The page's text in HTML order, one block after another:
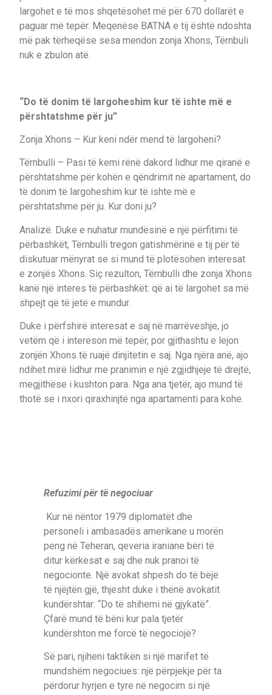
largohet e të mos shqetësohet më për 670 dollarët e
paguar më tepër. Meqenëse BATNA e tij është ndoshta
më pak tërheqëse sesa mendon zonja Xhons, Tërnbuli
nuk e zbulon atë.
“Do të donim të largoheshim kur të ishte më e
përshtatshme për ju”
Zonja Xhons – Kur keni ndër mend të largoheni?
Tërnbulli – Pasi të kemi rënë dakord lidhur me qiranë e
përshtatshme për kohën e qëndrimit në apartament, do
të donim të largoheshim kur të ishte më e
përshtatshme për ju. Kur doni ju?
Analizë. Duke e nuhatur mundësinë e një përfitimi të
përbashkët, Tërnbulli tregon gatishmërinë e tij për të
diskutuar mënyrat se si mund të plotësohen interesat
e zonjës Xhons. Siç rezulton, Tërnbulli dhe zonja Xhons
kanë një interes të përbashkët: që ai të largohet sa më
shpejt që të jetë e mundur.
Duke i përfshirë interesat e saj në marrëveshje, jo
vetëm që i intereson më tepër, por gjithashtu e lejon
zonjën Xhons të ruajë dinjitetin e saj. Nga njëra anë, ajo
ndihet mirë lidhur me pranimin e një zgjidhjeje të drejtë,
megjithëse i kushton para. Nga ana tjetër, ajo mund të
thotë se i nxori qiraxhinjtë nga apartamenti para kohe.
Refuzimi për të negociuar
Kur në nëntor 1979 diplomatët dhe
personeli i ambasadës amerikane u morën
peng në Teheran, qeveria iraniane bëri të
ditur kërkesat e saj dhe nuk pranoi të
negocionte. Një avokat shpesh do të bëjë
të njëjtën gjë, thjesht duke i thënë avokatit
kundërshtar: “Do të shihemi në gjykatë”.
Çfarë mund të bëni kur pala tjetër
kundërshton me forcë të negociojë?
Së pari, njiheni taktikën si një marifet të
mundshëm negociues: një përpjekje për ta
përdorur hyrjen e tyre në negocim si një